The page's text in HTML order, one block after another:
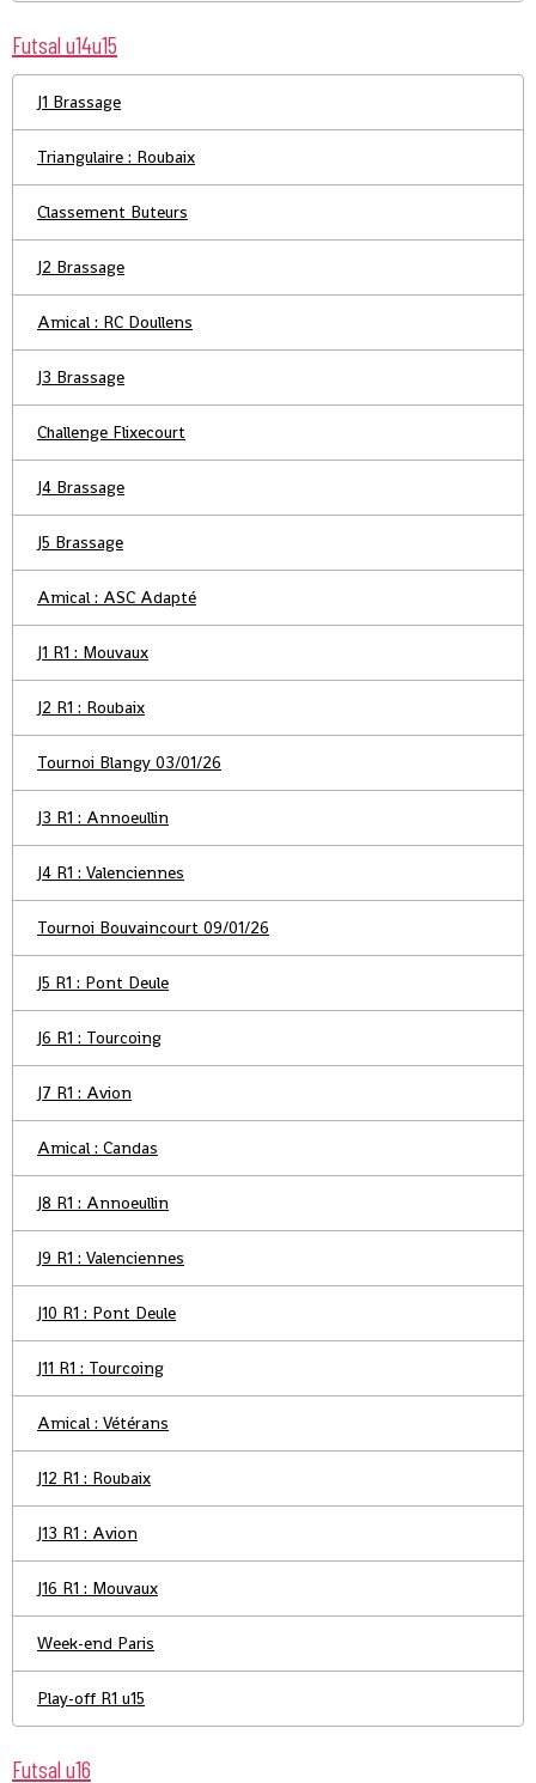
Futsal u14u15
J1 Brassage
Triangulaire : Roubaix
Classement Buteurs
J2 Brassage
Amical : RC Doullens
J3 Brassage
Challenge Flixecourt
J4 Brassage
J5 Brassage
Amical : ASC Adapté
J1 R1 : Mouvaux
J2 R1 : Roubaix
Tournoi Blangy 03/01/26
J3 R1 : Annoeullin
J4 R1 : Valenciennes
Tournoi Bouvaincourt 09/01/26
J5 R1 : Pont Deule
J6 R1 : Tourcoing
J7 R1 : Avion
Amical : Candas
J8 R1 : Annoeullin
J9 R1 : Valenciennes
J10 R1 : Pont Deule
J11 R1 : Tourcoing
Amical : Vétérans
J12 R1 : Roubaix
J13 R1 : Avion
J16 R1 : Mouvaux
Week-end Paris
Play-off R1 u15
Futsal u16